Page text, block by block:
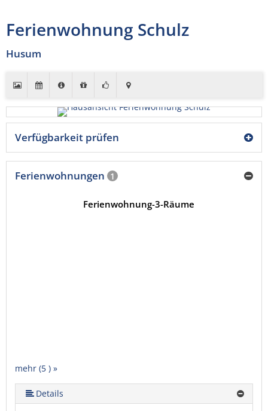
Ferienwohnung Schulz
Husum
Verfügbarkeit prüfen
Ferienwohnungen 1
mehr (5 ) »
mehr (5 ) »
Ferienwohnung-3-Räume
Details